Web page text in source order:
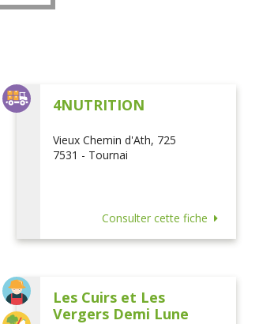
4NUTRITION
Vieux Chemin d'Ath, 725
7531 - Tournai
Consulter cette fiche
Les Cuirs et Les
Vergers Demi Lune